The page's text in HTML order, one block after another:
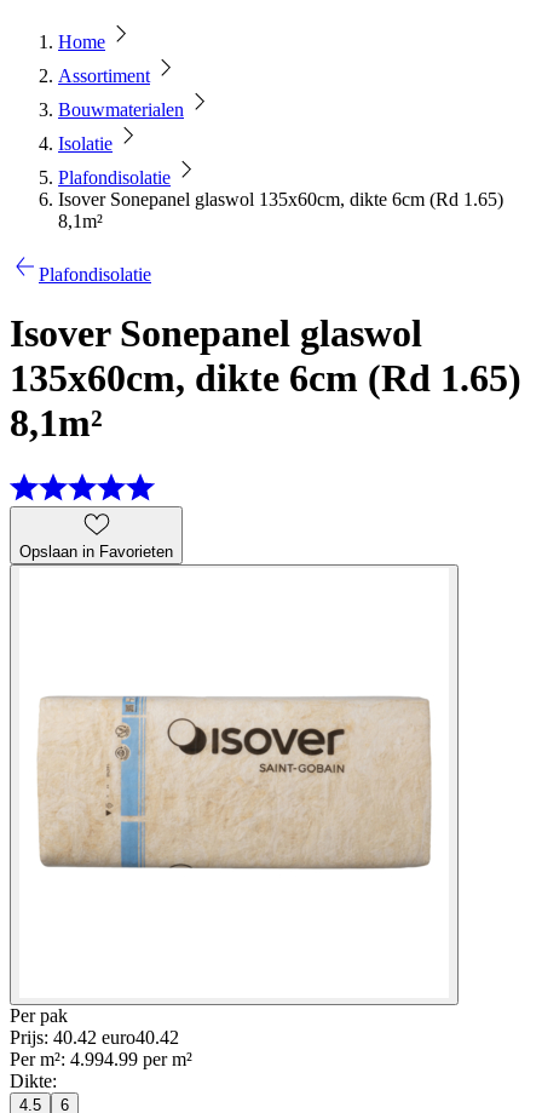
Home
Assortiment
Bouwmaterialen
Isolatie
Plafondisolatie
Isover Sonepanel glaswol 135x60cm, dikte 6cm (Rd 1.65)
8,1m²
Plafondisolatie
Isover Sonepanel glaswol
135x60cm, dikte 6cm (Rd 1.65)
8,1m²
Opslaan in Favorieten
Per pak
Prijs: 40.42 euro40.42
Per m²: 4.994.99 per m²
Dikte:
4.5 6